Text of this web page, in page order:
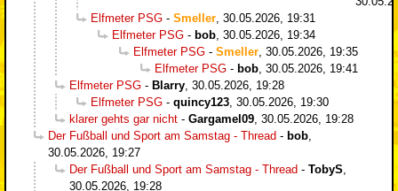
Elfmeter PSG - Smeller 30.05.2026, 19:31
Elfmeter PSG - bob 30.05.2026, 19:34
Elfmeter PSG - Smeller 30.05.2026, 19:35
Elfmeter PSG - bob 30.05.2026, 19:41
Elfmeter PSG - Blarry 30.05.2026, 19:28
Elfmeter PSG - quincy123 30.05.2026, 19:30
klarer gehts gar nicht - Gargamel09 30.05.2026, 19:28
Der Fußball und Sport am Samstag - Thread - bob
30.05.2026, 19:27
Der Fußball und Sport am Samstag - Thread - TobyS
30.05.2026, 19:28